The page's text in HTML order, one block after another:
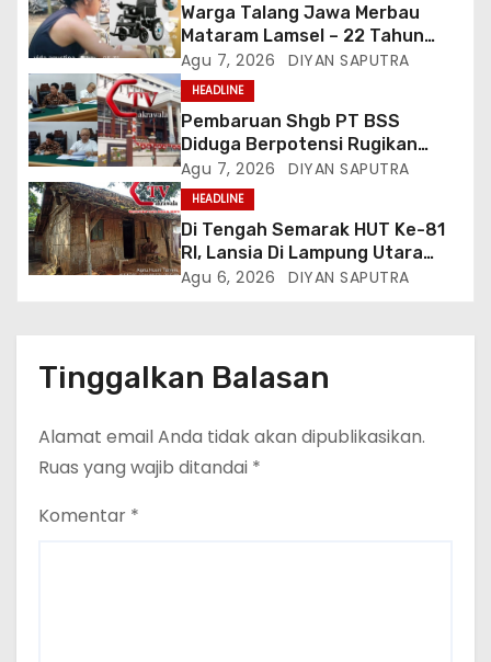
Warga Talang Jawa Merbau
Mataram Lamsel – 22 Tahun
Lumpuh Vina Agustina Viral Di
Tiktok Inginkan Kursi Roda
Listrik, Kepala Perwakilan
Provinsi Lampung Media
Cakrawala Tv Meminta Pemda
Lamsel Bertindak
Agu 7, 2026 DIYAN SAPUTRA
HEADLINE
Pembaruan Shgb PT BSS
Diduga Berpotensi Rugikan
Negara, Kementrian ATR/BPN Di
Gugat Di PTUN Jakarta
Agu 7, 2026 DIYAN SAPUTRA
HEADLINE
Di Tengah Semarak HUT Ke-81
RI, Lansia Di Lampung Utara
Hidup Memprihatinkan
Agu 6, 2026 DIYAN SAPUTRA
Tinggalkan Balasan
Alamat email Anda tidak akan dipublikasikan.
Ruas yang wajib ditandai *
Komentar *